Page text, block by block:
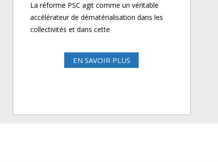
La réforme PSC agit comme un véritable
accélérateur de dématérialisation dans les
collectivités et dans cette
EN SAVOIR PLUS